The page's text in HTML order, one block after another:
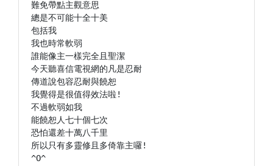
難免帶點主觀意思
總是不可能十全十美
包括我
我也時常軟弱
誰能像主一樣完全且聖潔
今天聽喜信電視網的凡是忍耐
傳道說包容忍耐與饒恕
我覺得是很值得效法啦!
不過軟弱如我
能饒恕人七十個七次
恐怕還差十萬八千里
所以只有多靈修且多倚靠主囉!
^O^